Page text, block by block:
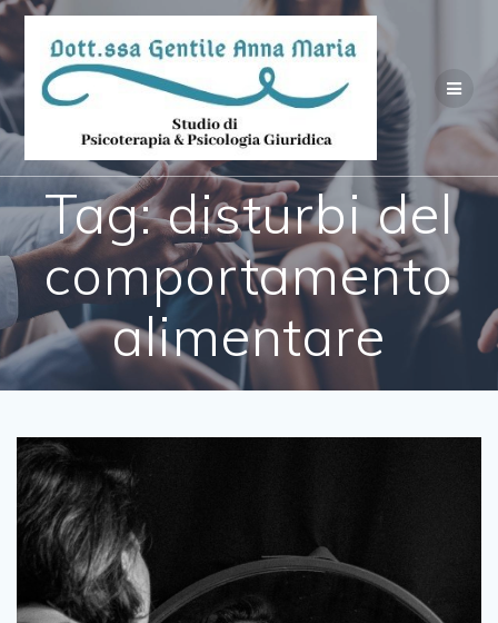
Salta
contenuto
Tag:disturbi del
comportamento
alimentare